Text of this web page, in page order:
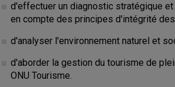
d'effectuer un diagnostic stratégique
en compte des principes d'intégrité
d'analyser l'environnement naturel et
d'aborder la gestion du tourisme de
ONU Tourisme.